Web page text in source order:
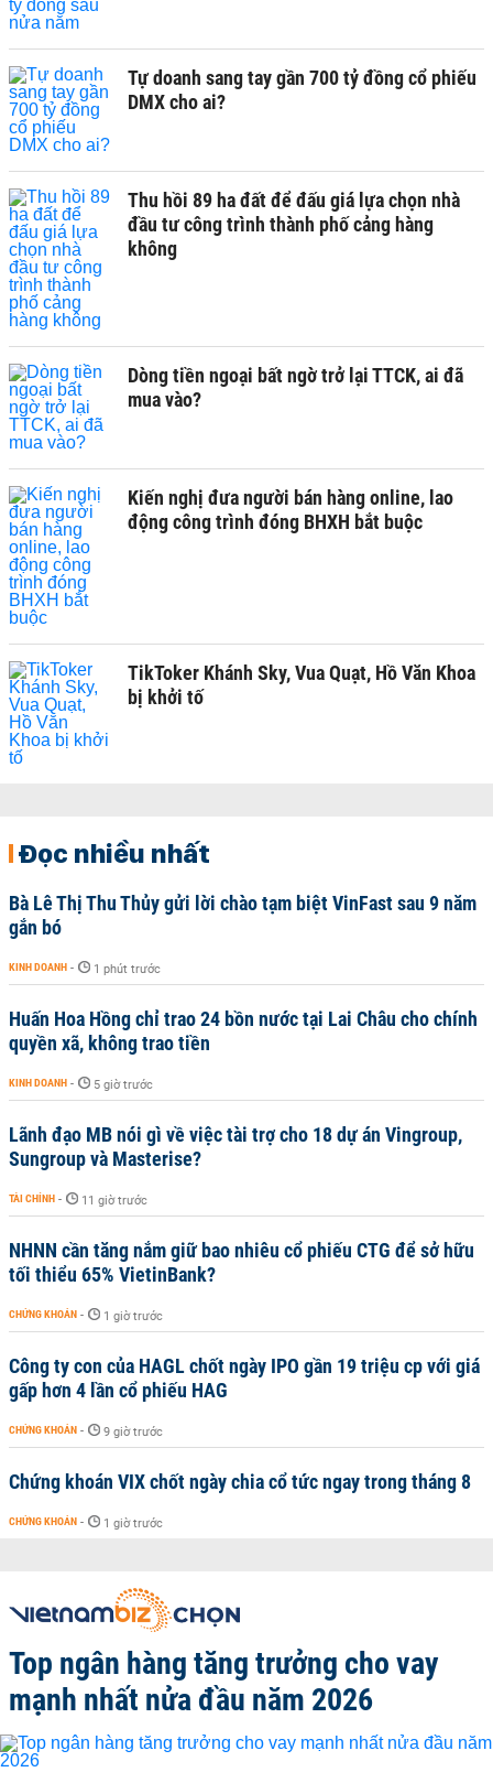
Tự doanh sang tay gần 700 tỷ đồng cổ phiếu
DMX cho ai?
Thu hồi 89 ha đất để đấu giá lựa chọn nhà
đầu tư công trình thành phố cảng hàng
không
Dòng tiền ngoại bất ngờ trở lại TTCK, ai đã
mua vào?
Kiến nghị đưa người bán hàng online, lao
động công trình đóng BHXH bắt buộc
TikToker Khánh Sky, Vua Quạt, Hồ Văn Khoa
bị khởi tố
Đọc nhiều nhất
Bà Lê Thị Thu Thủy gửi lời chào tạm biệt VinFast sau 9 năm
gắn bó
KINH DOANH - 1 phút trước
Huấn Hoa Hồng chỉ trao 24 bồn nước tại Lai Châu cho chính
quyền xã, không trao tiền
KINH DOANH - 5 giờ trước
Lãnh đạo MB nói gì về việc tài trợ cho 18 dự án Vingroup,
Sungroup và Masterise?
TÀI CHÍNH - 11 giờ trước
NHNN cần tăng nắm giữ bao nhiêu cổ phiếu CTG để sở hữu
tối thiểu 65% VietinBank?
CHỨNG KHOÁN - 1 giờ trước
Công ty con của HAGL chốt ngày IPO gần 19 triệu cp với giá
gấp hơn 4 lần cổ phiếu HAG
CHỨNG KHOÁN - 9 giờ trước
Chứng khoán VIX chốt ngày chia cổ tức ngay trong tháng 8
CHỨNG KHOÁN - 1 giờ trước
Top ngân hàng tăng trưởng cho vay
mạnh nhất nửa đầu năm 2026